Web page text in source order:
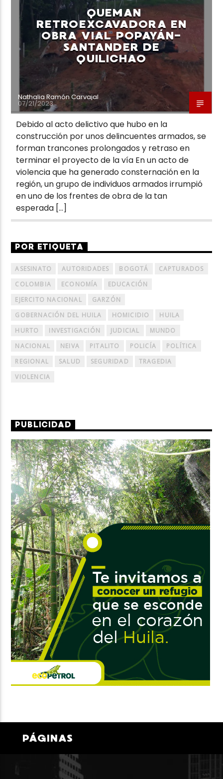
Neiva Estereo
QUEMAN
RETROEXCAVADORA EN
OBRA VIAL POPAYÁN-
SANTANDER DE
QUILICHAO
Nathalia Ramón Carvajal
07/21/2023
Debido al acto delictivo que hubo en la
construcción por unos delincuentes armados, se
forman trancones prolongados y retraso en
terminar el proyecto de la vía En un acto de
violencia que ha generado consternación en la
región, un grupo de individuos armados irrumpió
en uno de los frentes de obra de la tan
esperada […]
POR ETIQUETA
ASESINATO AUTORIDADES BOGOTÁ
CAPTURADOS
COLOMBIA
ECONOMÍA
EDUCACIÓN
EJERCITO NACIONAL
GARZÓN
GOBERNACIÓN DEL HUILA
HOMICIDIO
HUILA
HURTO
INVESTIGACIÓN JUDICIAL
MUNDO
NACIONAL
NEIVA PITALITO POLICÍA
POLÍTICA
REGIONAL
SALUD SEGURIDAD
TRAGEDIA
VIOLENCIA
PUBLICIDAD
PÁGINAS